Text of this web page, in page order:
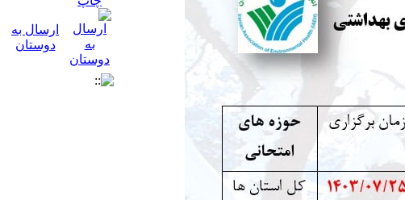
ارسال به
دوستان